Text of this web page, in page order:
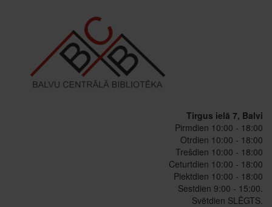
Tirgus ielā 7, Balvi
Pirmdien 10:00 - 18:00
Otrdien 10:00 - 18:00
Trešdien 10:00 - 18:00
Ceturtdien 10:00 - 18:00
Piektdien 10:00 - 18:00
Sestdien 9:00 - 15:00.
Svētdien SLĒGTS.